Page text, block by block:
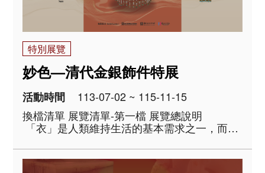
特別展覽
妙色—清代金銀飾件特展
活動時間
113-07-02 ~ 115-11-15
換檔清單 展覽清單-第一檔 展覽總說明
「衣」是人類維持生活的基本需求之一，而在
美麗的光采，則是為了傳達生命中抽象面向的
種種美好，可能是擁有豐饒的財富、崇高..